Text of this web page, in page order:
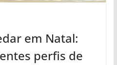
em Natal:
perfis de